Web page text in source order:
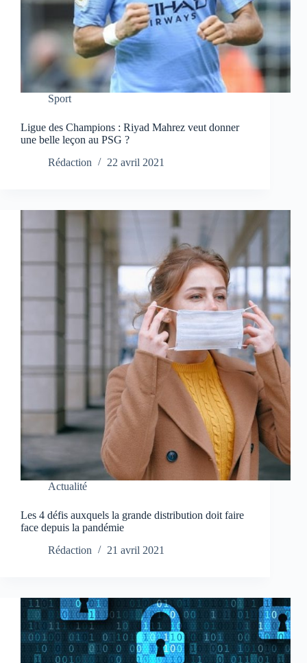
Sport
Ligue des Champions : Riyad Mahrez veut donner
une belle leçon au PSG ?
Rédaction
22 avril 2021
Actualité
Les 4 défis auxquels la grande distribution doit faire
face depuis la pandémie
Rédaction
21 avril 2021